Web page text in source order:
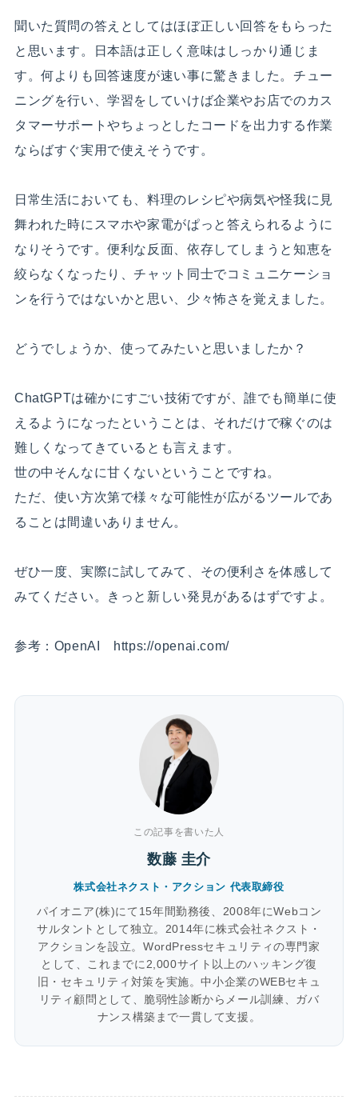
聞いた質問の答えとしてはほぼ正しい回答をもらった
と思います。日本語は正しく意味はしっかり通じま
す。何よりも回答速度が速い事に驚きました。チュー
ニングを行い、学習をしていけば企業やお店でのカス
タマーサポートやちょっとしたコードを出力する作業
ならばすぐ実用で使えそうです。
日常生活においても、料理のレシピや病気や怪我に見
舞われた時にスマホや家電がぱっと答えられるように
なりそうです。便利な反面、依存してしまうと知恵を
絞らなくなったり、チャット同士でコミュニケーショ
ンを行うではないかと思い、少々怖さを覚えました。
どうでしょうか、使ってみたいと思いましたか？
ChatGPTは確かにすごい技術ですが、誰でも簡単に使
えるようになったということは、それだけで稼ぐのは
難しくなってきているとも言えます。
世の中そんなに甘くないということですね。
ただ、使い方次第で様々な可能性が広がるツールであ
ることは間違いありません。
ぜひ一度、実際に試してみて、その便利さを体感して
みてください。きっと新しい発見があるはずですよ。
参考：OpenAI https://openai.com/
この記事を書いた人
数藤 圭介
株式会社ネクスト・アクション 代表取締役
パイオニア(株)にて15年間勤務後、2008年にWebコン
サルタントとして独立。2014年に株式会社ネクスト・
アクションを設立。WordPressセキュリティの専門家
として、これまでに2,000サイト以上のハッキング復
旧・セキュリティ対策を実施。中小企業のWEBセキュ
リティ顧問として、脆弱性診断からメール訓練、ガバ
ナンス構築まで一貫して支援。